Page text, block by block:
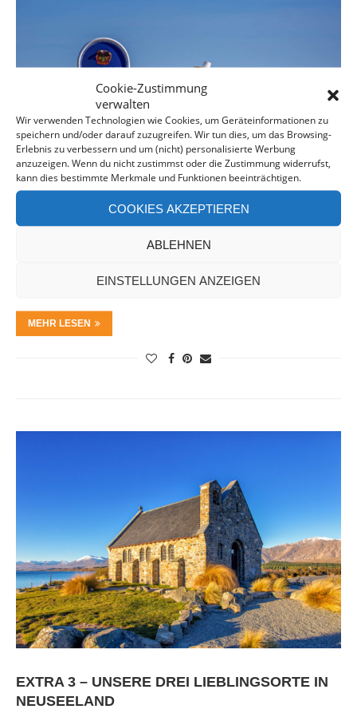
Cookie-Zustimmung
verwalten
Wir verwenden Technologien wie Cookies, um Geräteinformationen zu
speichern und/oder darauf zuzugreifen. Wir tun dies, um das Browsing-
Erlebnis zu verbessern und um (nicht) personalisierte Werbung
anzuzeigen. Wenn du nicht zustimmst oder die Zustimmung widerrufst,
kann dies bestimmte Merkmale und Funktionen beeinträchtigen.
COOKIES AKZEPTIEREN
ABLEHNEN
EINSTELLUNGEN ANZEIGEN
ROADTRIP VON BRISBANE INS NORTHERN
MEHR LESEN
EXTRA 3 – UNSERE DREI LIEBLINGSORTE IN
NEUSEELAND